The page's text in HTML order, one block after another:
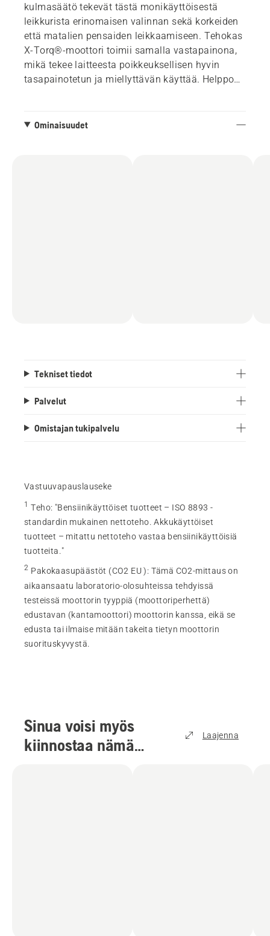
kulmasäätö tekevät tästä monikäyttöisestä
leikkurista erinomaisen valinnan sekä korkeiden
että matalien pensaiden leikkaamiseen. Tehokas
X-Torq®-moottori toimii samalla vastapainona,
mikä tekee laitteesta poikkeuksellisen hyvin
tasapainotetun ja miellyttävän käyttää. Helppo
Ominaisuudet
Tekniset tiedot
Palvelut
Omistajan tukipalvelu
Vastuuvapauslauseke
1 Teho: "Bensiinikäyttöiset tuotteet – ISO 8893 -
standardin mukainen nettoteho. Akkukäyttöiset
tuotteet – mitattu nettoteho vastaa bensiinikäyttöisiä
tuotteita."
2 Pakokaasupäästöt (CO2 EU ): Tämä CO2-mittaus on
aikaansaatu laboratorio-olosuhteissa tehdyissä
testeissä moottorin tyyppiä (moottoriperhettä)
edustavan (kantamoottori) moottorin kanssa, eikä se
edusta tai ilmaise mitään takeita tietyn moottorin
suorituskyvystä.
Sinua voisi myös
kiinnostaa nämä
Laajenna